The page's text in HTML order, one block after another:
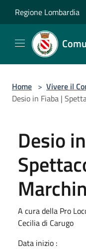
Regione Lombardia
Home > Vivere il
Desio in Fiaba |
Desio
A cura della Pro
Cecilia di Carugo
Data inizio :